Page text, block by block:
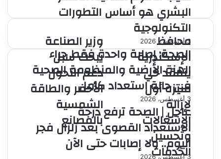
البشري هو أساس التطورات
التكنولوجية
3 أغسطس، 2026
الصحة: إصابة واحدة فقط جراء
الهزة الأرضية والمنظومة الصحية
في حالة استعداد كامل
3 أغسطس، 2026
عاجل | الصحة ترفع درجة
الاستعداد القصوى بعد زلزال فجر
اليوم.. ولا إصابات حتى الآن
3 أغسطس، 2026
وزير
الصناعة
يبحث
سبل
دعم
التحول
الأخضر
والطاقة
الشمسية
بالمصانع
وزير الصناعة
يبحث سبل
دعم التحول
الأخضر والطاقة
الشمسية
بالمصانع
محافظ
الإسكندرية
يتفقد
حي
منتزه
أول
لإزالة
الإشغالات
وتحسين
الخدمات
محافظ
الإسكندرية
يتفقد حي
منتزه أول
لإزالة
الإشغالات
وتحسين
الخدمات